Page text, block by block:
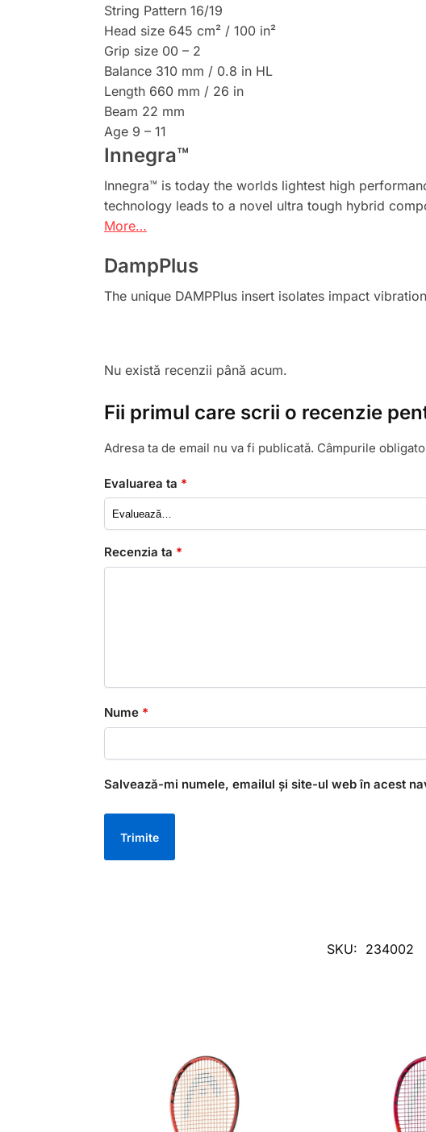
String Pattern 16/19
Head size 645 cm² / 100 in²
Grip size 00 – 2
Balance 310 mm / 0.8 in HL
Length 660 mm / 26 in
Beam 22 mm
Age 9 – 11
Innegra™
Innegra™ is today the worlds lightest high
technology leads to a novel ultra tough hybrid
More…
DampPlus
The unique DAMPPlus insert isolates impact
Nu există recenzii până acum.
Fii primul care scrii o recenzie
Adresa ta de email nu va fi publicată. Câmpurile
Evaluarea ta *
Recenzia ta *
Nume *
Salvează-mi numele, emailul și site-ul web în acest
SKU: 234002